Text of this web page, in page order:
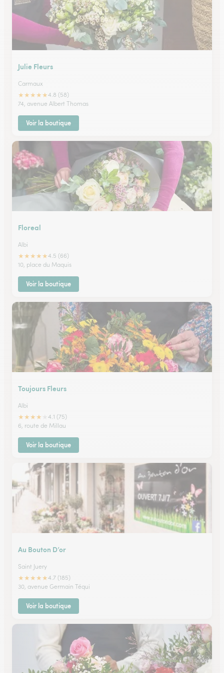
Julie Fleurs
Carmaux
★★★★★4.8 (58)
74, avenue Albert Thomas
Voir la boutique
Floreal
Albi
★★★★★4.5 (66)
10, place du Maquis
Voir la boutique
Toujours Fleurs
Albi
★★★★
4.1 (75)
6, route de Millau
Voir la boutique
Au Bouton D’or
Saint Juery
★★★★★4.7 (185)
30, avenue Germain Téqui
Voir la boutique